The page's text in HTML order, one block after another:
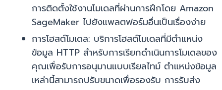
การติดตั้งใช้งานโมเดลที่ผ่านการฝึกโดย Amazon
SageMaker ไปยังแพลตฟอร์มอื่นเป็นเรื่องง่าย
การโฮสต์โมเดล: บริการโฮสต์โมเดลที่มีตำแหน่ง
ข้อมูล HTTP สำหรับการเรียกดำเนินการโมเดลของ
คุณเพื่อรับการอนุมานแบบเรียลไทม์ ตำแหน่งข้อมูล
เหล่านี้สามารถปรับขนาดเพื่อรองรับ การรับส่ง